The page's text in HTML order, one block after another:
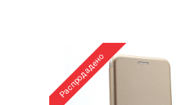
Распродадено